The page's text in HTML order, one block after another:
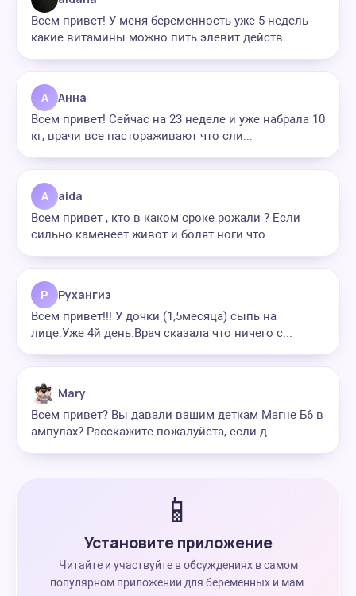
Всем привет! У меня беременность уже 5 недель
какие витамины можно пить элевит действ...
А Анна
Всем привет! Сейчас на 23 неделе и уже набрала 10
кг, врачи все настораживают что сли...
A aida
Всем привет , кто в каком сроке рожали ? Если
сильно каменеет живот и болят ноги что...
Р Рухангиз
Всем привет!!! У дочки (1,5месяца) сыпь на
лице.Уже 4й день.Врач сказала что ничего с...
Mary
Всем привет? Вы давали вашим деткам Магне Б6 в
ампулах? Расскажите пожалуйста, если д...
📱
Установите приложение
Читайте и участвуйте в обсуждениях в самом
популярном приложении для беременных и мам.